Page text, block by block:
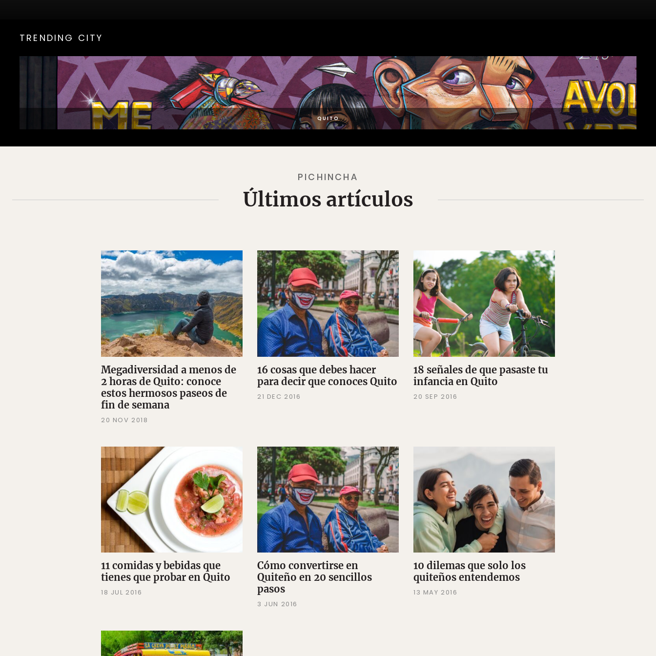
TRENDING CITY
QUITO
PICHINCHA
Últimos artículos
Megadiversidad a menos de
2 horas de Quito: conoce
estos hermosos paseos de
fin de semana
20 NOV 2018
16 cosas que debes hacer
para decir que conoces Quito
21 DEC 2016
18 señales de que pasaste tu
infancia en Quito
20 SEP 2016
11 comidas y bebidas que
tienes que probar en Quito
18 JUL 2016
Cómo convertirse en
Quiteño en 20 sencillos
pasos
3 JUN 2016
10 dilemas que solo los
quiteños entendemos
13 MAY 2016